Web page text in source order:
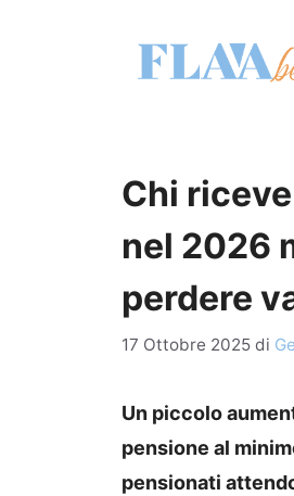
Chi
nel 2026
perdere
17 Ottobre 2025 di
Un piccolo
pensione al
pensionati